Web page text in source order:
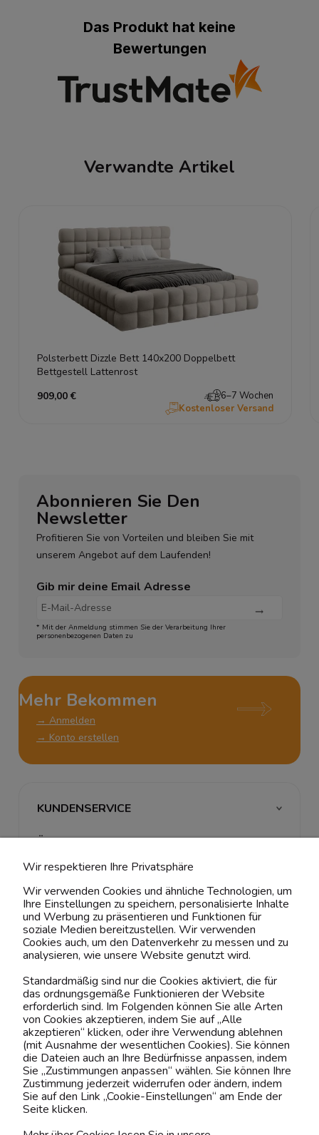
Das Produkt hat keine
Bewertungen
Verwandte Artikel
Polsterbett Dizzle Bett 140x200 Doppelbett
Bettgestell Lattenrost
909,00 €
6–7 Wochen
Kostenloser Versand
Abonnieren Sie Den
Newsletter
Profitieren Sie von Vorteilen und bleiben Sie mit
unserem Angebot auf dem Laufenden!
Gib mir deine Email Adresse
* Mit der Anmeldung stimmen Sie der Verarbeitung Ihrer
personenbezogenen Daten zu
Mehr Bekommen
→ Anmelden
→ Konto erstellen
Kontaktiere uns!
0151 12200811
shop@yourhouse24.eu
Mo. - Fr. 07:00-15:00
KUNDENSERVICE
ÜBER UNS & RECHTLICHES
MEIN ACCOUNT
BELIEBTE KATEGORIEN
Wir respektieren Ihre Privatsphäre
Wir verwenden Cookies und ähnliche Technologien, um
Ihre Einstellungen zu speichern, personalisierte Inhalte
und Werbung zu präsentieren und Funktionen für
soziale Medien bereitzustellen. Wir verwenden
Cookies auch, um den Datenverkehr zu messen und zu
analysieren, wie unsere Website genutzt wird.
Standardmäßig sind nur die Cookies aktiviert, die für
das ordnungsgemäße Funktionieren der Website
erforderlich sind. Im Folgenden können Sie alle Arten
von Cookies akzeptieren, indem Sie auf „Alle
akzeptieren“ klicken, oder ihre Verwendung ablehnen
(mit Ausnahme der wesentlichen Cookies). Sie können
die Dateien auch an Ihre Bedürfnisse anpassen, indem
Sie „Zustimmungen anpassen“ wählen. Sie können Ihre
Zustimmung jederzeit widerrufen oder ändern, indem
Sie auf den Link „Cookie-Einstellungen“ am Ende der
Seite klicken.